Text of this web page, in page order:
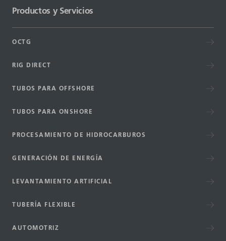
Productos y Servicios
OCTG
RIG DIRECT
TUBOS PARA OFFSHORE
TUBOS PARA ONSHORE
PROCESAMIENTO DE HIDROCARBUROS
GENERACIÓN DE ENERGÍA
LEVANTAMIENTO ARTIFICIAL
TUBERÍA FLEXIBLE
AUTOMOTRIZ